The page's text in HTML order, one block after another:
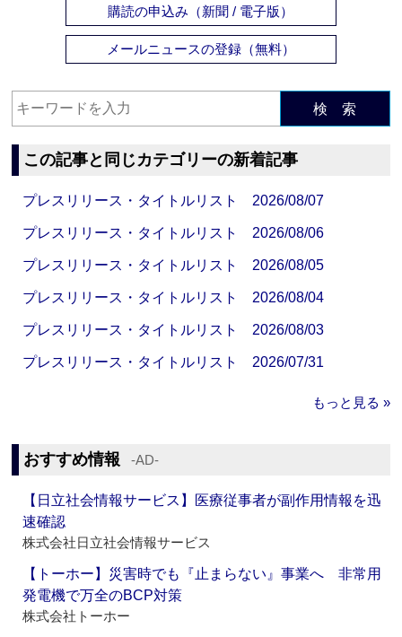
購読の申込み（新聞 / 電子版）
メールニュースの登録（無料）
検 索
この記事と同じカテゴリーの新着記事
プレスリリース・タイトルリスト 2026/08/07
プレスリリース・タイトルリスト 2026/08/06
プレスリリース・タイトルリスト 2026/08/05
プレスリリース・タイトルリスト 2026/08/04
プレスリリース・タイトルリスト 2026/08/03
プレスリリース・タイトルリスト 2026/07/31
もっと見る »
おすすめ情報 ‐AD‐
【日立社会情報サービス】医療従事者が副作用情報を迅
速確認
株式会社日立社会情報サービス
【トーホー】災害時でも『止まらない』事業へ 非常用
発電機で万全のBCP対策
株式会社トーホー